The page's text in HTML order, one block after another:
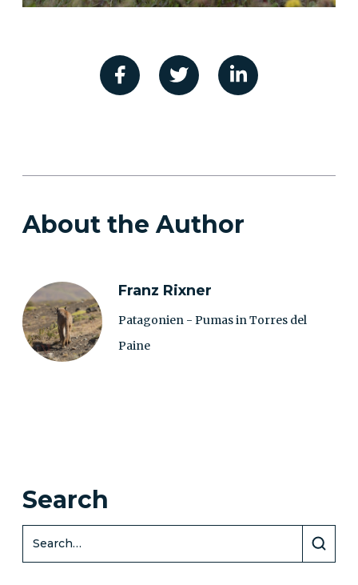
About the Author
Franz Rixner
Patagonien - Pumas in Torres del
Paine
Search